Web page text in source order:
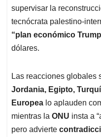
supervisar la
tecnócrata palestino-
“plan económico
dólares.
Las reacciones globales
Jordania, Egipto,
Europea lo aplauden
mientras la ONU insta a
pero advierte